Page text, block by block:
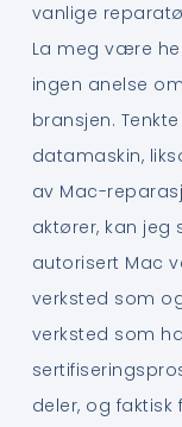
vanlige
La meg være
ingen anelse
bransjen.
datamaskin,
av Mac-
aktører, kan jeg
autorisert Mac
verksted som
verksted som
deler, og